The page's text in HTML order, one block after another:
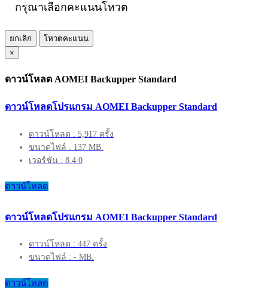
กรุณาเลือกคะแนนโหวต
ยกเลิก
โหวตคะแนน
×
ดาวน์โหลด AOMEI Backupper Standard
ดาวน์โหลดโปรแกรม AOMEI Backupper Standard
ดาวน์โหลด : 5,917 ครั้ง
ขนาดไฟล์ : 137 MB.
เวอร์ชัน : 8.4.0
ดาวน์โหลด
ดาวน์โหลดโปรแกรม AOMEI Backupper Standard
ดาวน์โหลด : 447 ครั้ง
ขนาดไฟล์ : - MB.
ดาวน์โหลด